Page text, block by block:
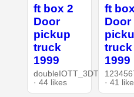
ft box 2
Door
pickup
truck
1999
doubleIOTT_3DT
· 44 likes
ft
Door
truck
1999
· 41